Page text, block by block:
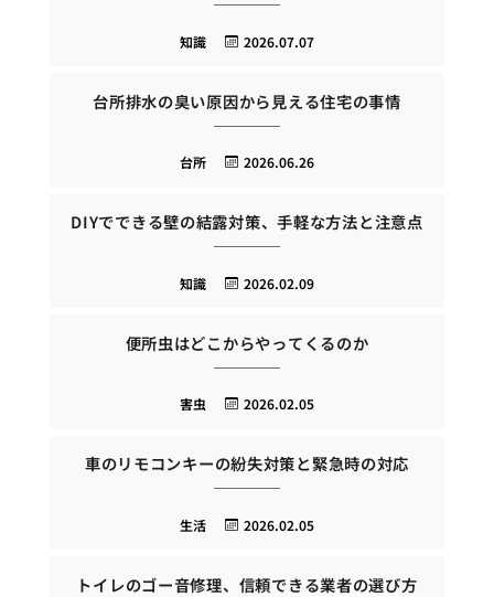
2026.07.07
知識
台所排水の臭い原因から見える住宅の事情
2026.06.26
台所
DIYでできる壁の結露対策、手軽な方法と注意点
2026.02.09
知識
便所虫はどこからやってくるのか
2026.02.05
害虫
車のリモコンキーの紛失対策と緊急時の対応
2026.02.05
生活
トイレのゴー音修理、信頼できる業者の選び方